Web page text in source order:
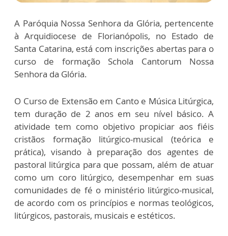
A Paróquia Nossa Senhora da Glória, pertencente
à Arquidiocese de Florianópolis, no Estado de
Santa Catarina, está com inscrições abertas para o
curso de formação Schola Cantorum Nossa
Senhora da Glória.
O Curso de Extensão em Canto e Música Litúrgica,
tem duração de 2 anos em seu nível básico. A
atividade tem como objetivo propiciar aos fiéis
cristãos formação litúrgico-musical (teórica e
prática), visando à preparação dos agentes de
pastoral litúrgica para que possam, além de atuar
como um coro litúrgico, desempenhar em suas
comunidades de fé o ministério litúrgico-musical,
de acordo com os princípios e normas teológicos,
litúrgicos, pastorais, musicais e estéticos.